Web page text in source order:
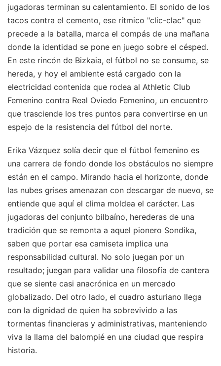
jugadoras terminan su calentamiento. El sonido de los
tacos contra el cemento, ese rítmico "clic-clac" que
precede a la batalla, marca el compás de una mañana
donde la identidad se pone en juego sobre el césped.
En este rincón de Bizkaia, el fútbol no se consume, se
hereda, y hoy el ambiente está cargado con la
electricidad contenida que rodea al Athletic Club
Femenino contra Real Oviedo Femenino, un encuentro
que trasciende los tres puntos para convertirse en un
espejo de la resistencia del fútbol del norte.
Erika Vázquez solía decir que el fútbol femenino es
una carrera de fondo donde los obstáculos no siempre
están en el campo. Mirando hacia el horizonte, donde
las nubes grises amenazan con descargar de nuevo, se
entiende que aquí el clima moldea el carácter. Las
jugadoras del conjunto bilbaíno, herederas de una
tradición que se remonta a aquel pionero Sondika,
saben que portar esa camiseta implica una
responsabilidad cultural. No solo juegan por un
resultado; juegan para validar una filosofía de cantera
que se siente casi anacrónica en un mercado
globalizado. Del otro lado, el cuadro asturiano llega
con la dignidad de quien ha sobrevivido a las
tormentas financieras y administrativas, manteniendo
viva la llama del balompié en una ciudad que respira
historia.